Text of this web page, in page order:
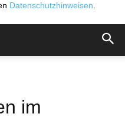
Datenschutzhinweisen
im